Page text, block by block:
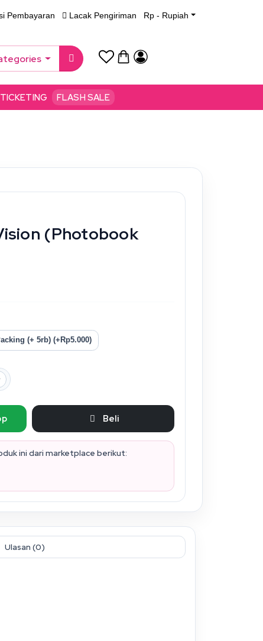
Pembayaran Lacak Pengiriman Rp - Rupiah
TICKETING FLASH SALE
(Photobook
(+ 5rb) (+Rp5.000)
Beli
ini dari marketplace berikut:
Ulasan (0)